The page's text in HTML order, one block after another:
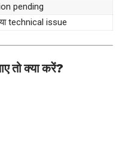
pending
technical issue
तो क्या करें?